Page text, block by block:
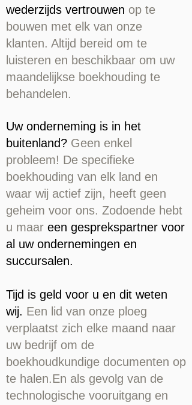
wederzijds vertrouwen op te
bouwen met elk van onze
klanten. Altijd bereid om te
luisteren en beschikbaar om uw
maandelijkse boekhouding te
behandelen.
Uw onderneming is in het
buitenland? Geen enkel
probleem! De specifieke
boekhouding van elk land en
waar wij actief zijn, heeft geen
geheim voor ons. Zodoende hebt
u maar een gesprekspartner voor
al uw ondernemingen en
succursalen.
Tijd is geld voor u en dit weten
wij. Een lid van onze ploeg
verplaatst zich elke maand naar
uw bedrijf om de
boekhoudkundige documenten op
te halen.En als gevolg van de
technologische vooruitgang en